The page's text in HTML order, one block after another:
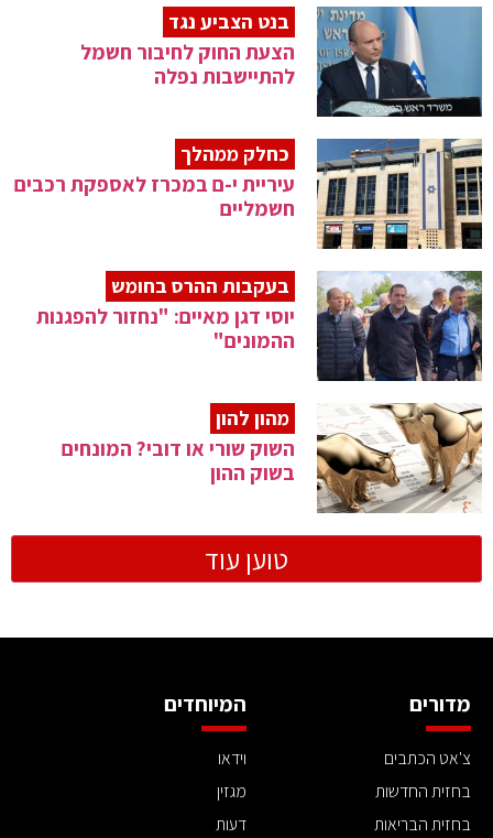
בנט הצביע נגד
הצעת החוק לחיבור חשמל
להתיישבות נפלה
כחלק ממהלך
עיריית י-ם במכרז לאספקת רכבים
חשמליים
בעקבות ההרס בחומש
יוסי דגן מאיים: "נחזור להפגנות
ההמונים"
מהון להון
השוק שורי או דובי? המונחים
בשוק ההון
טוען עוד
מדורים
צ'אט הכתבים
בחזית החדשות
בחזית הבריאות
המיוחדים
וידאו
מגזין
דעות